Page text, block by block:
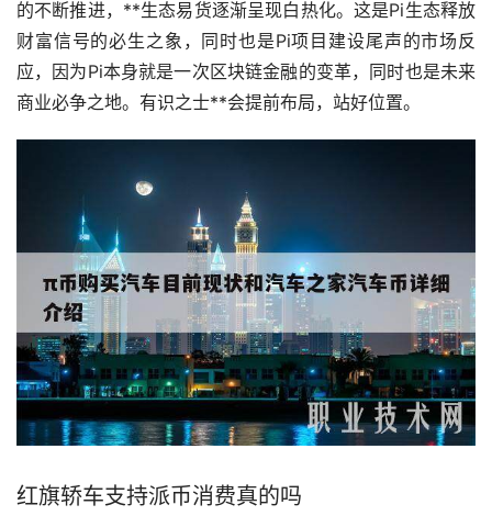
的不断推进，**生态易货逐渐呈现白热化。这是Pi生态释放
财富信号的必生之象，同时也是Pi项目建设尾声的市场反
应，因为Pi本身就是一次区块链金融的变革，同时也是未来
商业必争之地。有识之士**会提前布局，站好位置。
红旗轿车支持派币消费真的吗